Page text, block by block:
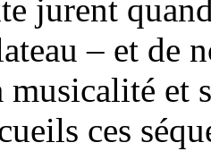
jurent
– et de
et
ces